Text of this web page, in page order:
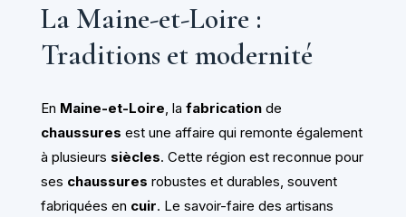
La Maine-et-Loire :
Traditions et modernité
En Maine-et-Loire , la fabricationde
chaussures est une affaire qui remonte également
à plusieurs siècles. Cette région est reconnue pour
ses chaussures robustes et durables, souvent
fabriquées en cuir. Le savoir-faire des artisans